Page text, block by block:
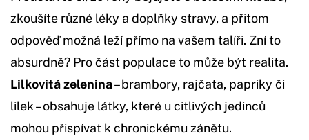
zkoušíte různé léky a doplňky stravy, a přitom
odpověď možná leží přímo na vašem talíři. Zní to
absurdně? Pro část populace to může být realita.
Lilkovitá zelenina– brambory, rajčata, papriky či
lilek – obsahuje látky, které u citlivých jedinců
mohou přispívat k chronickému zánětu.